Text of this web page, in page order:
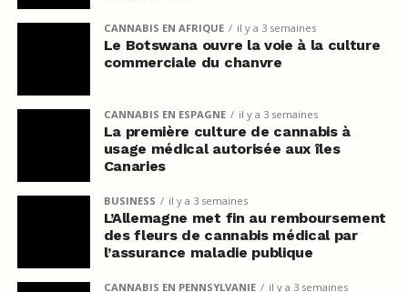
CANNABIS EN AFRIQUE il y a 3 semaines
Le Botswana ouvre la voie à la culture
commerciale du chanvre
CANNABIS EN ESPAGNE il y a 3 semaines
La première culture de cannabis à
usage médical autorisée aux îles
Canaries
BUSINESS il y a 3 semaines
L’Allemagne met fin au remboursement
des fleurs de cannabis médical par
l’assurance maladie publique
CANNABIS EN PENNSYLVANIE il y a 3 semaines